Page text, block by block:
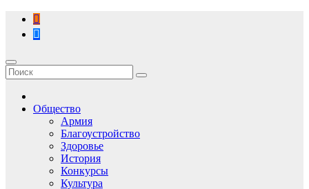
Перейти
содержимому
Общество
Армия
Благоустройство
Здоровье
История
Конкурсы
Культура